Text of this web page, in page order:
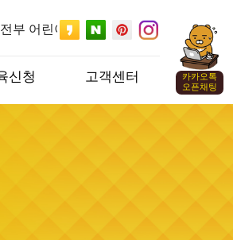
카카오톡
오픈채팅
부 어린이안전교육 공식 지정기관
신청 고객센터